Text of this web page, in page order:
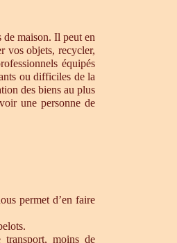
de maison. Il peut en
vos objets, recycler,
équipés
ou difficiles de la
des biens au plus
une personne de
permet d’en faire
transport, moins de